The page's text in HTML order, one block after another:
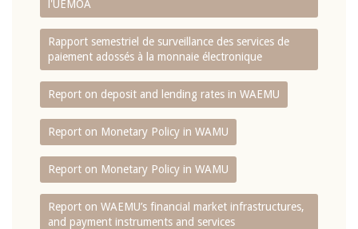
l'UEMOA
Rapport semestriel de surveillance des services de
paiement adossés à la monnaie électronique
Report on deposit and lending rates in WAEMU
Report on Monetary Policy in WAMU
Report on Monetary Policy in WAMU
Report on WAEMU’s financial market infrastructures,
and payment instruments and services